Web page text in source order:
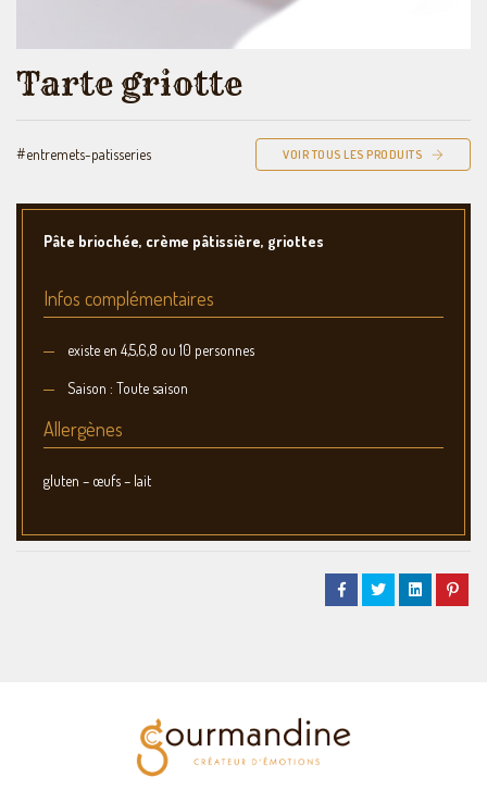
Tarte griotte
#entremets-patisseries VOIR TOUS LES PRODUITS
Pâte briochée, crème pâtissière, griottes
Infos complémentaires
existe en 4,5,6,8 ou 10 personnes
Saison : Toute saison
Allergènes
gluten – œufs – lait